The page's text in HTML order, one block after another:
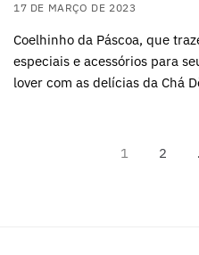
17 DE MARÇO DE 2023
Coelhinho da Páscoa, que
especiais e acessórios para
lover com as delícias da Chá
Paginação
1 2